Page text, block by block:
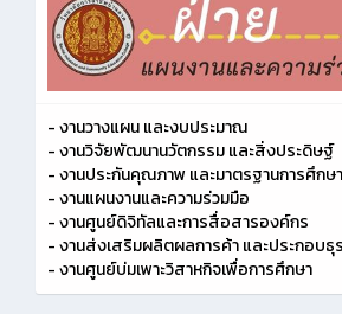
- งานวางแผน และงบประมาณ
- งานวิจัยพัฒนานวัตกรรม และสิ่งประดิษฐ์
- งานประกันคุณภาพ และมาตรฐานการศึกษา
- งานแผนงานและความร่วมมือ
- งานศูนย์ดิจิทัลและการสื่อสารองค์กร
- งานส่งเสริมผลิตผลการค้า และประกอบธุ
- งานศูนย์บ่มเพาะวิสาหกิจเพื่อการศึกษา